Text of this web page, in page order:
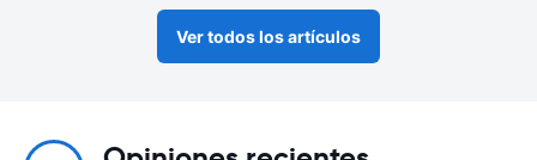
Ver todos los artículos